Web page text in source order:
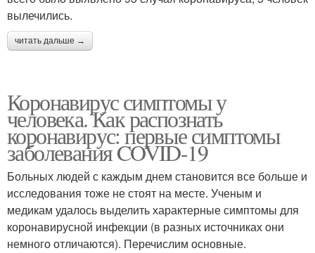
вылечились.
читать дальше →
Коронавирус симптомы у
человека. Как распознать
коронавирус: первые симптомы
заболевания COVID-19
Больных людей с каждым днем становится все больше и
исследования тоже не стоят на месте. Ученым и
медикам удалось выделить характерные симптомы для
коронавирусной инфекции (в разных источниках они
немного отличаются). Перечислим основные.